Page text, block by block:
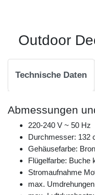
Outdoor
Technische Daten
Abmessungen
220-240 V ~ 50 Hz
Durchmesser: 132
Gehäusefarbe:
Flügelfarbe: Buche
Stromaufnahme
max.